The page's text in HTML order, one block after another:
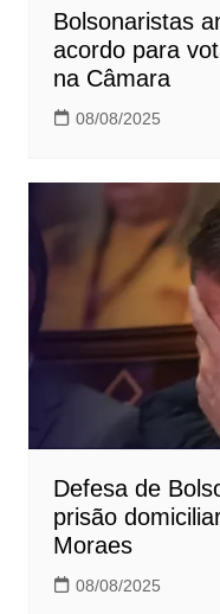
Bolsonaristas
acordo para
na Câmara
08/08/2025
Defesa de
prisão
Moraes
08/08/2025